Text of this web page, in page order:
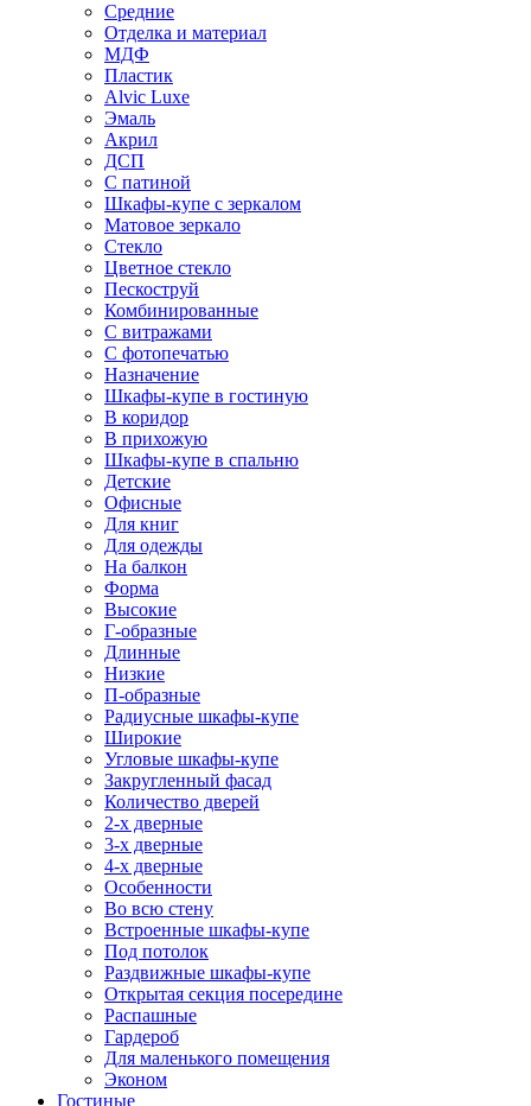
Средние
Отделка и материал
МДФ
Пластик
Alvic Luxe
Эмаль
Акрил
ДСП
С патиной
Шкафы-купе с зеркалом
Матовое зеркало
Стекло
Цветное стекло
Пескоструй
Комбинированные
С витражами
С фотопечатью
Назначение
Шкафы-купе в гостиную
В коридор
В прихожую
Шкафы-купе в спальню
Детские
Офисные
Для книг
Для одежды
На балкон
Форма
Высокие
Г-образные
Длинные
Низкие
П-образные
Радиусные шкафы-купе
Широкие
Угловые шкафы-купе
Закругленный фасад
Количество дверей
2-х дверные
3-х дверные
4-х дверные
Особенности
Во всю стену
Встроенные шкафы-купе
Под потолок
Раздвижные шкафы-купе
Открытая секция посередине
Распашные
Гардероб
Для маленького помещения
Эконом
Гостиные